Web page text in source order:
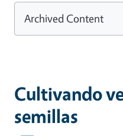
Cultivando
semillas
Archived Content